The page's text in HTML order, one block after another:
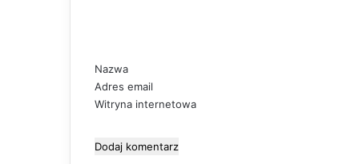
z
*
Nazwa
Adres email
Witryna internetowa